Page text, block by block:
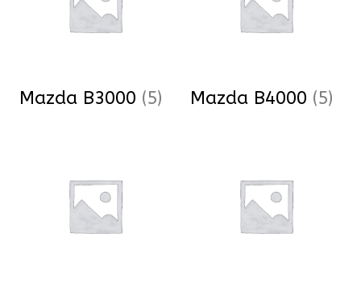
Mazda B3000 (5) Mazda B4000 (5)